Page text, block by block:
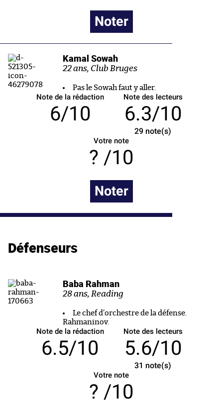
Noter
Kamal Sowah
22 ans, Club Bruges
Pas le Sowah faut y aller.
Note de la rédaction
6/10
Note des lecteurs
6.3/10
29 note(s)
Votre note
/10
Noter
Défenseurs
Baba Rahman
28 ans, Reading
Le chef d’orchestre de la défense.
Rahmaninov.
Note de la rédaction
6.5/10
Note des lecteurs
5.6/10
31 note(s)
Votre note
/10